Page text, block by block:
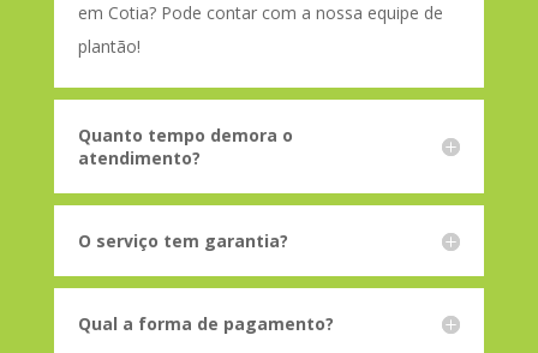
em Cotia? Pode contar com a nossa equipe de
plantão!
Quanto tempo demora o
atendimento?
O serviço tem garantia?
Qual a forma de pagamento?